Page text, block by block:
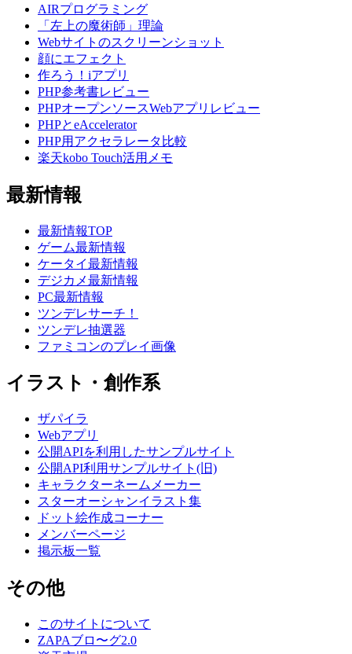
AIRプログラミング
「左上の魔術師」理論
Webサイトのスクリーンショット
顔にエフェクト
作ろう！iアプリ
PHP参考書レビュー
PHPオープンソースWebアプリレビュー
PHPとeAccelerator
PHP用アクセラレータ比較
楽天kobo Touch活用メモ
最新情報
最新情報TOP
ゲーム最新情報
ケータイ最新情報
デジカメ最新情報
PC最新情報
ツンデレサーチ！
ツンデレ抽選器
ファミコンのプレイ画像
イラスト・創作系
ザパイラ
Webアプリ
公開APIを利用したサンプルサイト
公開API利用サンプルサイト(旧)
キャラクターネームメーカー
スターオーシャンイラスト集
ドット絵作成コーナー
メンバーページ
掲示板一覧
その他
このサイトについて
ZAPAブロ〜グ2.0